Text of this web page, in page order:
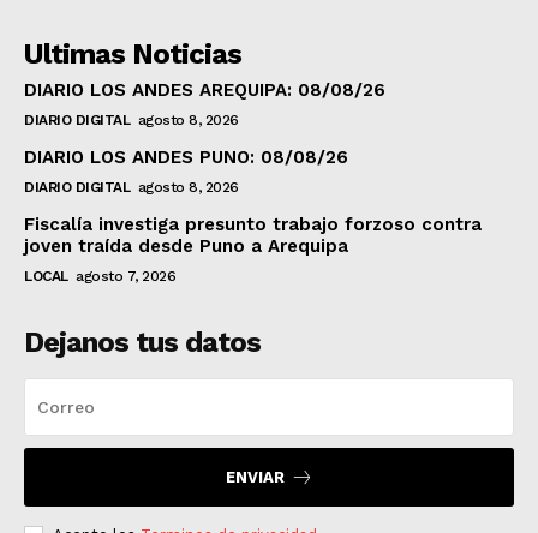
Ultimas Noticias
DIARIO LOS ANDES AREQUIPA: 08/08/26
DIARIO DIGITAL agosto 8, 2026
DIARIO LOS ANDES PUNO: 08/08/26
DIARIO DIGITAL agosto 8, 2026
Fiscalía investiga presunto trabajo forzoso contra
joven traída desde Puno a Arequipa
LOCAL agosto 7, 2026
Dejanos tus datos
ENVIAR